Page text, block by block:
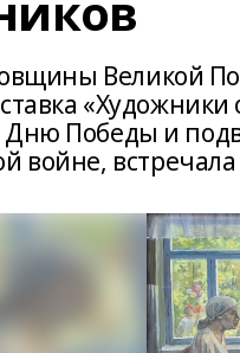
Великой
Победы и
войне,